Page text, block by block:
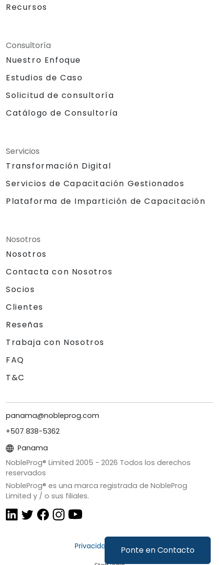
Ponte en Contacto
Recursos
Consultoría
Nuestro Enfoque
Estudios de Caso
Solicitud de consultoría
Catálogo de Consultoría
Servicios
Transformación Digital
Servicios de Capacitación Gestionados
Plataforma de Impartición de Capacitación
Nosotros
Nosotros
Contacta con Nosotros
Socios
Clientes
Reseñas
Trabaja con Nosotros
FAQ
T&C
panama@nobleprog.com
+507 838-5362
Panama
NobleProg® Limited 2005 - 2026 Todos los derechos
reservados
NobleProg® es una marca registrada de NobleProg
Limited y / o sus filiales.
Privacidad y Cookies